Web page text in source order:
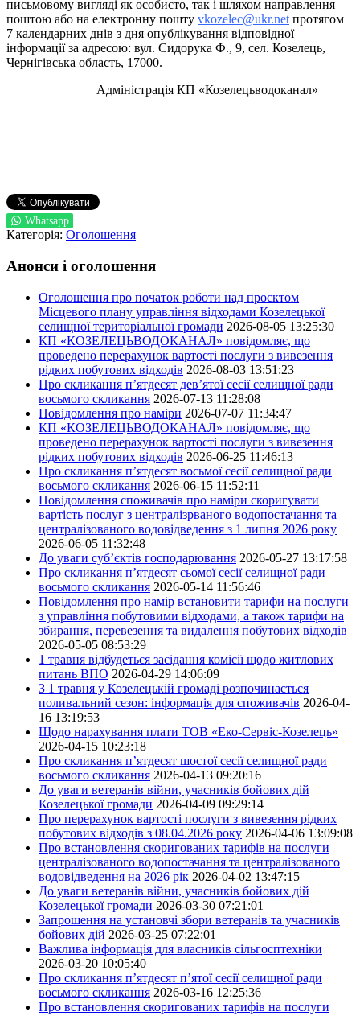
письмовому вигляді як особисто, так і шляхом направлення
поштою або на електронну пошту vkozelec@ukr.net протягом
7 календарних днів з дня опублікування відповідної
інформації за адресою: вул. Сидорука Ф., 9, сел. Козелець,
Чернігівська область, 17000.
Адміністрація КП «Козелецьводоканал»
Whatsapp
Категорія: Оголошення
Анонси і оголошення
Оголошення про початок роботи над проєктом
Місцевого плану управління відходами Козелецької
селищної територіальної громади 2026-08-05 13:25:30
КП «КОЗЕЛЕЦЬВОДОКАНАЛ» повідомляє, що
проведено перерахунок вартості послуги з вивезення
рідких побутових відходів 2026-08-03 13:51:23
Про скликання п’ятдесят дев’ятої сесії селищної ради
восьмого скликання 2026-07-13 11:28:08
Повідомлення про наміри 2026-07-07 11:34:47
КП «КОЗЕЛЕЦЬВОДОКАНАЛ» повідомляє, що
проведено перерахунок вартості послуги з вивезення
рідких побутових відходів 2026-06-25 11:46:13
Про скликання п’ятдесят восьмої сесії селищної ради
восьмого скликання 2026-06-15 11:52:11
Повідомлення споживачів про наміри скоригувати
вартість послуг з централізрваного водопостачання та
централізованого водовідведення з 1 липня 2026 року
2026-06-05 11:32:48
До уваги суб’єктів господарювання 2026-05-27 13:17:58
Про скликання п’ятдесят сьомої сесії селищної ради
восьмого скликання 2026-05-14 11:56:46
Повідомлення про намір встановити тарифи на послуги
з управління побутовими відходами, а також тарифи на
збирання, перевезення та видалення побутових відходів
2026-05-05 08:53:29
1 травня відбудеться засідання комісії щодо житлових
питань ВПО 2026-04-29 14:06:09
З 1 травня у Козелецькій громаді розпочинається
поливальний сезон: інформація для споживачів 2026-04-
16 13:19:53
Щодо нарахування плати ТОВ «Еко-Сервіс-Козелець»
2026-04-15 10:23:18
Про скликання п’ятдесят шостої сесії селищної ради
восьмого скликання 2026-04-13 09:20:16
До уваги ветеранів війни, учасників бойових дій
Козелецької громади 2026-04-09 09:29:14
Про перерахунок вартості послуги з вивезення рідких
побутових відходів з 08.04.2026 року 2026-04-06 13:09:08
Про встановлення скоригованих тарифів на послуги
централізованого водопостачання та централізованого
водовідведення на 2026 рік 2026-04-02 13:47:15
До уваги ветеранів війни, учасників бойових дій
Козелецької громади 2026-03-30 07:21:01
Запрошення на установчі збори ветеранів та учасників
бойових дій 2026-03-25 07:22:01
Важлива інформація для власників сільгосптехніки
2026-03-20 10:05:40
Про скликання п’ятдесят п’ятої сесії селищної ради
восьмого скликання 2026-03-16 12:25:36
Про встановлення скоригованих тарифів на послуги